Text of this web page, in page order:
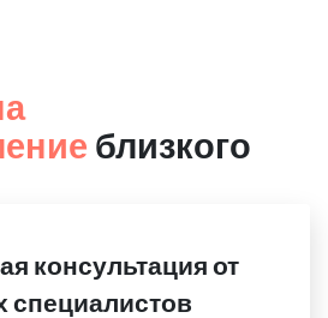
близкого
консультация от
специалистов